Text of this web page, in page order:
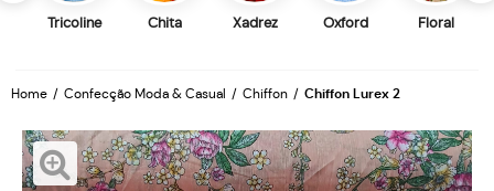
Tricoline Chita Xadrez Oxford Floral
Home Confecção Moda & Casual Chiffon Chiffon Lurex 2